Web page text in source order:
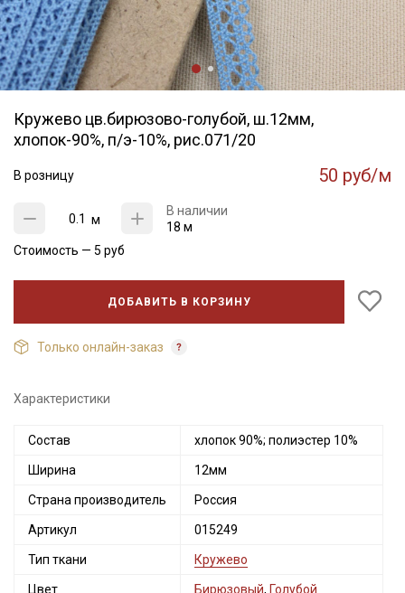
Кружево цв.бирюзово-голубой, ш.12мм,
хлопок-90%, п/э-10%, рис.071/20
В розницу 50 руб/м
м
В наличии
18 м
Стоимость — 5 руб
ДОБАВИТЬ В КОРЗИНУ
Только онлайн-заказ
Характеристики
Состав хлопок 90%; полиэстер 10%
Ширина 12мм
Страна производитель Россия
Артикул 015249
Тип ткани Кружево
Цвет Бирюзовый, Голубой